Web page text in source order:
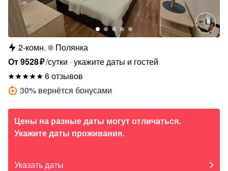
2-комн.
Полянка
От9528₽/сутки укажите даты и гостей
6 отзывов
30% вернётся бонусами
Цены на разные даты могут отличаться.
Укажите даты проживания.
Указать даты